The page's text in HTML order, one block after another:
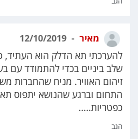
מאיר
להערכתי תא הדלק הוא העתיד,
שלב ביניים בכדי להתמודד עם
זיהום האוויר. מניח שהחברות
התחום וברגע שהנושא יתפוס
כפטריות.....
הגב